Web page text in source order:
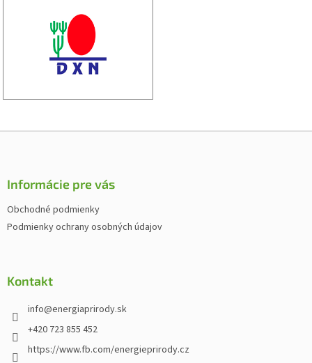
Z
Informácie pre vás
Obchodné podmienky
Podmienky ochrany osobných údajov
Kontakt
info@energiaprirody.sk
+420 723 855 452
https://www.fb.com/energieprirody.cz